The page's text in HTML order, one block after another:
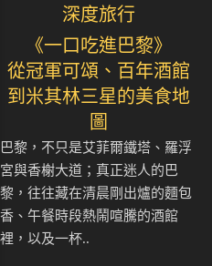
深度旅行
《一口吃進巴黎》
從冠軍可頌、百年酒館
到米其林三星的美食地
圖
巴黎，不只是艾菲爾鐵塔、羅浮
宮與香榭大道；真正迷人的巴
黎，往往藏在清晨剛出爐的麵包
香、午餐時段熱鬧喧騰的酒館
裡，以及一杯..